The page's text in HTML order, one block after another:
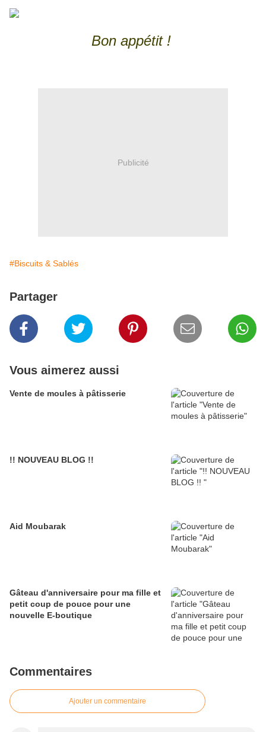
Bon appétit !
Publicité
#Biscuits & Sablés
Partager
Vous aimerez aussi
Vente de moules à pâtisserie
!! NOUVEAU BLOG !!
Aid Moubarak
Gâteau d'anniversaire pour ma fille et
petit coup de pouce pour une
nouvelle E-boutique
Commentaires
Ajouter un commentaire